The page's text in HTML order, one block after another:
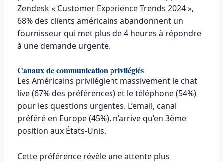
Zendesk « Customer Experience Trends 2024 »,
68% des clients américains abandonnent un
fournisseur qui met plus de 4 heures à répondre
à une demande urgente.
Canaux de communication privilégiés
Les Américains privilégient massivement le chat
live (67% des préférences) et le téléphone (54%)
pour les questions urgentes. L’email, canal
préféré en Europe (45%), n’arrive qu’en 3ème
position aux États-Unis.
Cette préférence révèle une attente plus